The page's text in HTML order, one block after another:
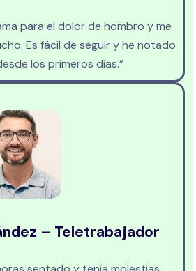
para el dolor de hombro y me
Es fácil de seguir y he notado
los primeros días.”
– Teletrabajador